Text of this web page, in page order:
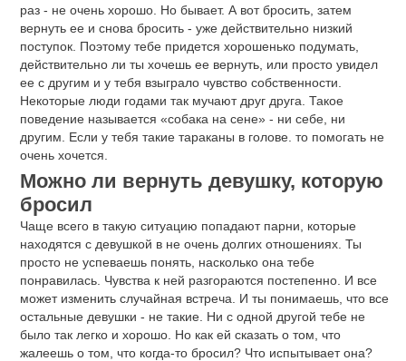
раз - не очень хорошо. Но бывает. А вот бросить, затем
вернуть ее и снова бросить - уже действительно низкий
поступок. Поэтому тебе придется хорошенько подумать,
действительно ли ты хочешь ее вернуть, или просто увидел
ее с другим и у тебя взыграло чувство собственности.
Некоторые люди годами так мучают друг друга. Такое
поведение называется «собака на сене» - ни себе, ни
другим. Если у тебя такие тараканы в голове. то помогать не
очень хочется.
Можно ли вернуть девушку, которую
бросил
Чаще всего в такую ситуацию попадают парни, которые
находятся с девушкой в не очень долгих отношениях. Ты
просто не успеваешь понять, насколько она тебе
понравилась. Чувства к ней разгораются постепенно. И все
может изменить случайная встреча. И ты понимаешь, что все
остальные девушки - не такие. Ни с одной другой тебе не
было так легко и хорошо. Но как ей сказать о том, что
жалеешь о том, что когда-то бросил? Что испытывает она?